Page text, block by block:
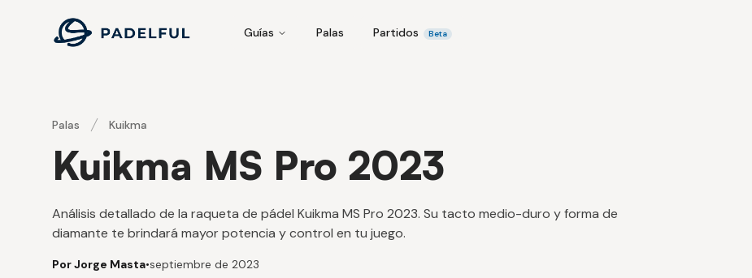
Padelful
Guías Palas Partidos Beta
Palas Kuikma
Kuikma MS Pro 2023
Análisis detallado de la raqueta de pádel Kuikma MS Pro 2023. Su tacto medio-duro y forma de
diamante te brindará mayor potencia y control en tu juego.
Por Jorge Masta•septiembre de 2023